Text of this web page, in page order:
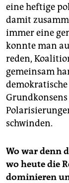
eine heftige
damit
immer eine
konnte man
reden,
gemeinsam
Grundkonsens
schwinden.
Wo war denn
wo heute die
dominieren